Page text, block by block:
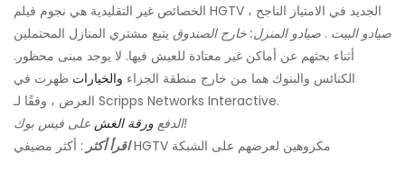
الخصائص غير التقليدية هي نجوم فيلم HGTV الجديد في الامتياز الناجح ،
صيادو البيت . صيادو المنزل: خارج الصندوق يتبع مشتري المنازل المحتملين
أثناء بحثهم عن أماكن غير معتادة للعيش فيها. لا يوجد مبنى محظور.
الكنائس والبنوك هما من خارج منطقة الجزاء والخيارات ظهرت في
العرض ، وفقًا لـ Scripps Networks Interactive.
الدفع ورقة الغش
على فيس بوك!
اقرأ أكثر
: أكثر مضيفي HGTV مكروهين لعرضهم على الشبكة